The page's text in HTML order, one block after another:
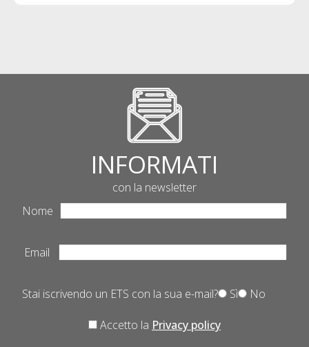
INFORMATI
con la newsletter
Nome
Email
Stai iscrivendo un ETS con la sua e-mail? Sì No
Accetto la Privacy policy